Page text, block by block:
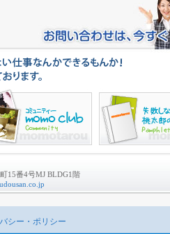
15番4号MJ BLDG1階
シー・ポリシー